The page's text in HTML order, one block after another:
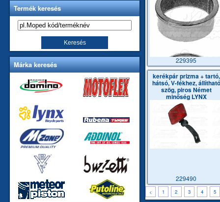
Termék keresés
Márka keresés 229395
kerékpár prizma + tartó,
hátsó, V-fékhez, állítható
szög, piros Német
minőség LYNX
229490
< 1 2 3 4 5